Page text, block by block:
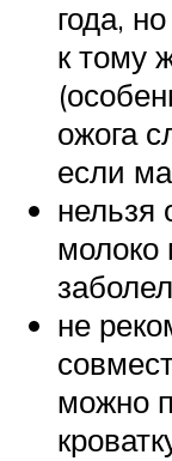
года,
к тому
ожога
если
нельзя
молоко
не
можно